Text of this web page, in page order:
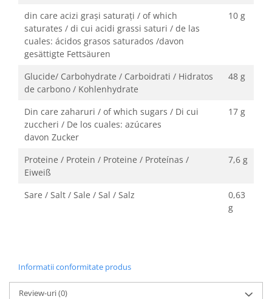
din care acizi graşi saturaţi / of which
saturates / di cui acidi grassi saturi / de las
cuales: ácidos grasos saturados /davon
gesättigte Fettsäuren
10 g
Glucide/ Carbohydrate / Carboidrati / Hidratos
de carbono / Kohlenhydrate
48 g
Din care zaharuri / of which sugars / Di cui
zuccheri / De los cuales: azúcares
davon Zucker
17 g
Proteine / Protein / Proteine / Proteínas /
Eiweiß
7,6 g
Sare / Salt / Sale / Sal / Salz
0,63
g
Informatii conformitate produs
Review-uri(0)